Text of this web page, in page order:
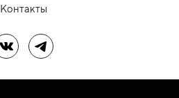
Контакты
Мы в ВКМы в Telegram